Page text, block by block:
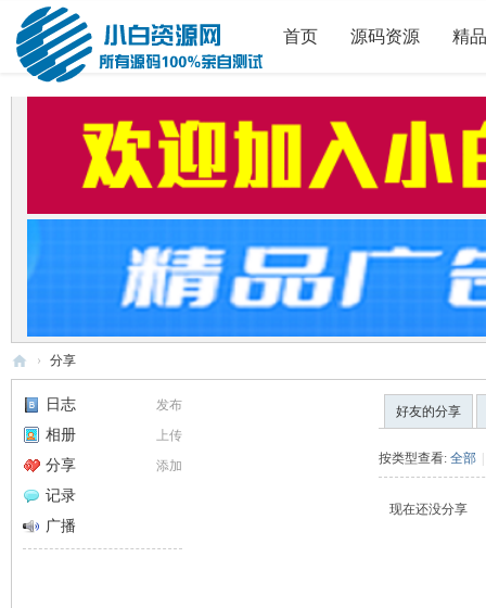
首页 源码资源 精
白
码
› 分享
发布
日志
上传
相册
添加
分享
记录
广播
好友的分享
按类型查看: 全部 |
现在还没分享